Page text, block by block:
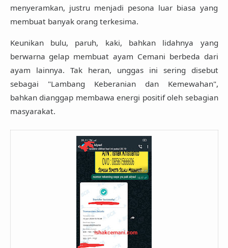
menyeramkan, justru menjadi pesona luar biasa yang
membuat banyak orang terkesima.
Keunikan bulu, paruh, kaki, bahkan lidahnya yang
berwarna gelap membuat ayam Cemani berbeda dari
ayam lainnya. Tak heran, unggas ini sering disebut
sebagai "Lambang Keberanian dan Kemewahan",
bahkan dianggap membawa energi positif oleh sebagian
masyarakat.